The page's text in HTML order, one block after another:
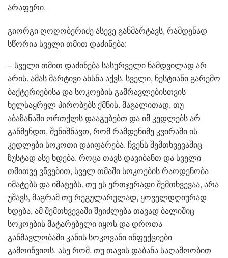
არაფერი.
გიორგი ღოღობერიძე ასევე განმარტავს, რამდენად
სწორია სველი თმით დაძინება:
– სველი თმით დაძინება სასურველი ნამდვილად არ
არის. ამას მარტივი ახსნა აქვს. სველი, ნესტიანი გარემო
ბაქტერიებისა და სოკოების გამრავლებისთვის
ხელსაყრელ პირობებს ქმნის. მაგალითად, თუ
აბაზანაში ორთქლს დააგუბებთ და იმ კედლებს არ
გაწმენდთ, შენიშნავთ, რომ რამდენიმე კვირაში ის
კედლები სოკოთი დაიფარება. ჩვენს შემთხვევაშიც
ზუსტად ასე ხდება. როცა თავს დავიბანთ და სველი
თმითვე ვწვებით, სველ თმაში სოკოების რაოდენობა
იმატებს და იმატებს. თუ ეს ერთჯერადი შემთხვევაა, არა
უშავს, მაგრამ თუ რეგულარულად, ყოველდღიურად
ხდება, ამ შემთხვევაში შეიძლება თავად ბალიშიც
სოკოების მატარებელი იყოს და დროთა
განმავლობაში კანის სოკოვანი ინფექციები
გამოიწვიოს. ასე რომ, თუ თავის დაბანა საღამოობით